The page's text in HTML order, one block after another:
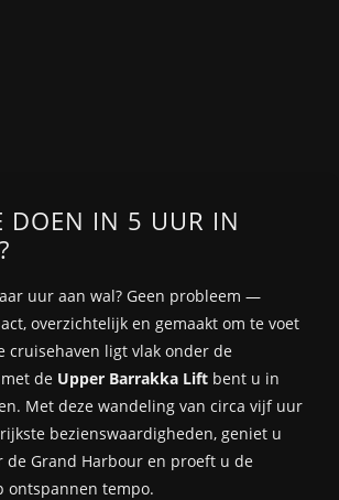
DOEN IN 5 UUR IN
uur aan wal? Geen probleem —
overzichtelijk en gemaakt om te voet
cruisehaven ligt vlak onder de
de Upper Barrakka Lift bent u in
Met deze wandeling van circa vijf uur
bezienswaardigheden, geniet u
de Grand Harbour en proeft u de
ontspannen tempo.